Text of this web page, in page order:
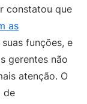
constatou que
as
suas funções, e
gerentes não
atenção. O
de